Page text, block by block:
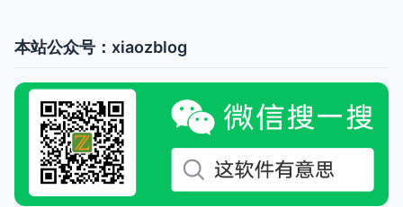
本站公众号：xiaozblog